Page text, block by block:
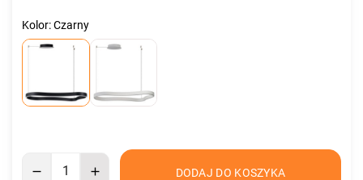
Kolor: Czarny
DODAJ DO KOSZYKA